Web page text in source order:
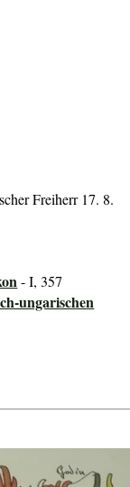
Freiherr 17. 8.
- I, 357
ungarischen